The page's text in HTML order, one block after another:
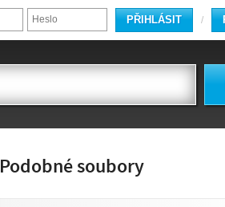
/
PŘIHLÁSIT
Podobné soubory